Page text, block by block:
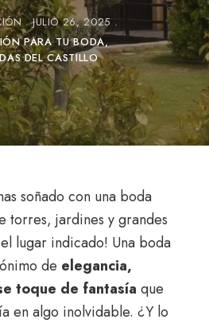
JULIO 26, 2025
PARA TU BODA
DEL CASTILLO
soñado con una boda
torres, jardines y grandes
lugar indicado! Una boda
de elegancia,
toque de fantasía que
en algo inolvidable. ¿Y lo